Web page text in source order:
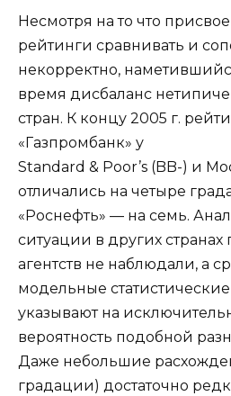
Несмотря на то что
рейтинги сравнивать и
некорректно,
время дисбаланс
стран. К концу 2005 г.
«Газпромбанк» у
Standard & Poor’s (BB-) и
отличались на четыре
«Роснефть» — на семь.
ситуации в других странах
агентств не наблюдали, а
модельные
указывают на
вероятность подобной
Даже небольшие
градации) достаточно